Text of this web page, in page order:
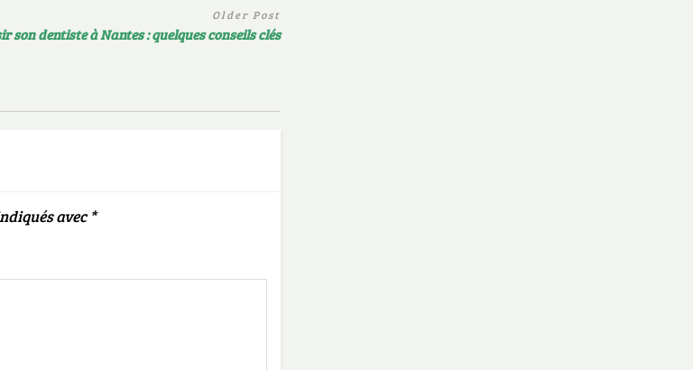
Older Post
son dentiste à Nantes : quelques conseils clés
avec*